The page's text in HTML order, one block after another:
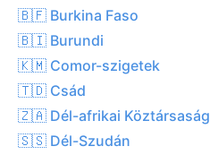
🇧🇫 Burkina Faso
🇧🇮 Burundi
🇰🇲 Comor-szigetek
🇹🇩 Csád
🇿🇦 Dél-afrikai Köztársaság
🇸🇸 Dél-Szudán